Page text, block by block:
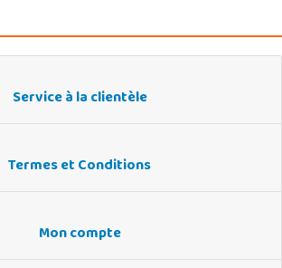
Service à la clientèle
Termes et Conditions
Mon compte